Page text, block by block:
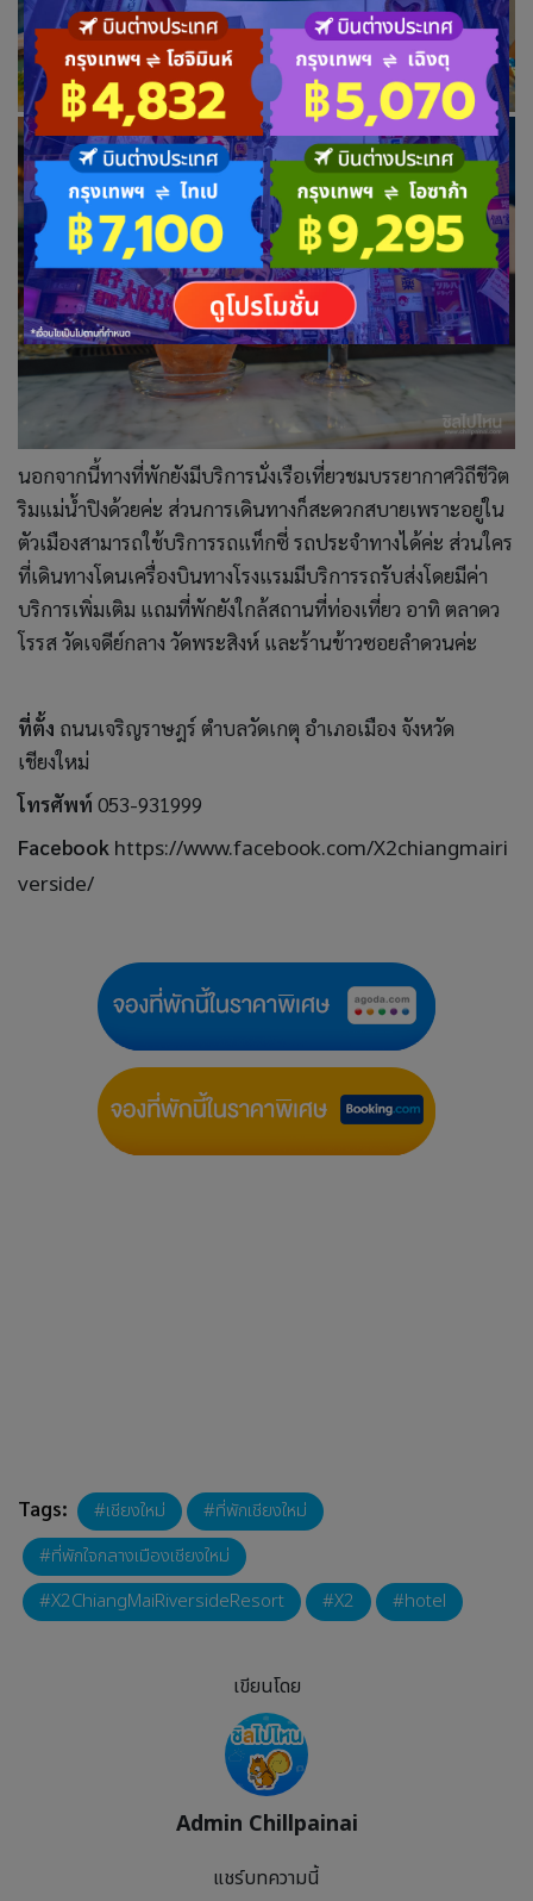
นอกจากนี้ทางที่พักยังมีบริการนั่งเรือเที่ยวชมบรรยากาศวิถีชีวิต
ริมแม่น้ำปิงด้วยค่ะ ส่วนการเดินทางก็สะดวกสบายเพราะอยู่ใน
ตัวเมืองสามารถใช้บริการรถแท็กซี่ รถประจำทางได้ค่ะ ส่วนใคร
ที่เดินทางโดนเครื่องบินทางโรงแรมมีบริการรถรับส่งโดยมีค่า
บริการเพิ่มเติม แถมที่พักยังใกล้สถานที่ท่องเที่ยว อาทิ ตลาดว
โรรส วัดเจดีย์กลาง วัดพระสิงห์ และร้านข้าวซอยลำดวนค่ะ
ที่ตั้ง ถนนเจริญราษฎร์ ตำบลวัดเกตุ อำเภอเมือง จังหวัด
เชียงใหม่
โทรศัพท์ 053-931999
Facebook https://www.facebook.com/X2chiangmairi
verside/
Tags: เชียงใหม่
ที่พักเชียงใหม่
ที่พักใจกลางเมืองเชียงใหม่
X2ChiangMaiRiversideResort
X2 hotel
เขียนโดย
Admin Chillpainai
แชร์บทความนี้